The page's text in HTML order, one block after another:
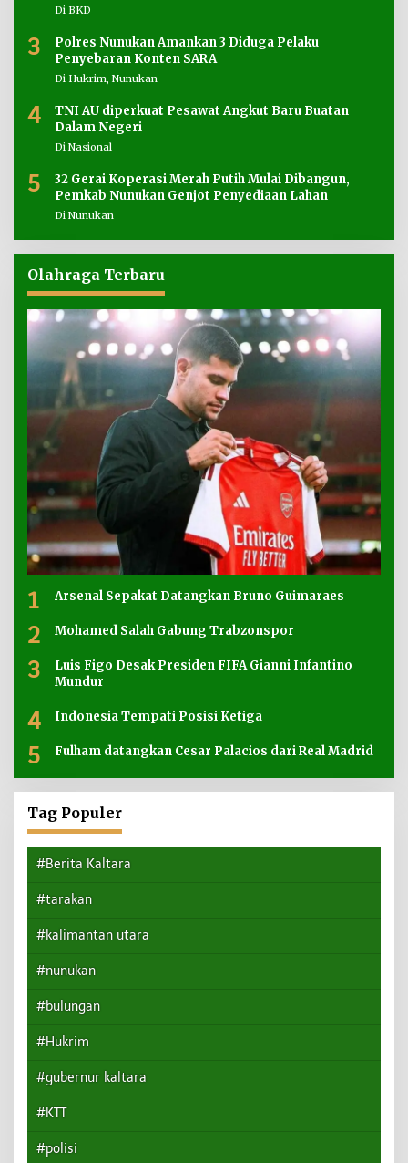
Di BKD
3
Polres Nunukan Amankan 3 Diduga Pelaku
Penyebaran Konten SARA
Di Hukrim, Nunukan
4
TNI AU diperkuat Pesawat Angkut Baru Buatan
Dalam Negeri
Di Nasional
5
32 Gerai Koperasi Merah Putih Mulai Dibangun,
Pemkab Nunukan Genjot Penyediaan Lahan
Di Nunukan
Olahraga Terbaru
1 Arsenal Sepakat Datangkan Bruno Guimaraes
2 Mohamed Salah Gabung Trabzonspor
3
Luis Figo Desak Presiden FIFA Gianni Infantino
Mundur
4 Indonesia Tempati Posisi Ketiga
5 Fulham datangkan Cesar Palacios dari Real Madrid
Tag Populer
#Berita Kaltara
#tarakan
#kalimantan utara
#nunukan
#bulungan
#Hukrim
#gubernur kaltara
#KTT
#polisi